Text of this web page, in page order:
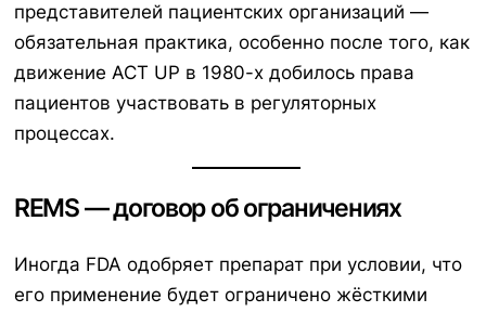
представителей пациентских организаций —
обязательная практика, особенно после того, как
движение ACT UP в 1980-х добилось права
пациентов участвовать в регуляторных
процессах.
REMS — договор об ограничениях
Иногда FDA одобряет препарат при условии, что
его применение будет ограничено жёсткими